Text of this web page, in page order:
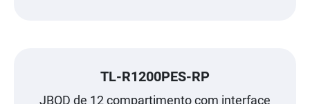
TL-R1200PES-RP
JBOD de 12 compartimento com interface